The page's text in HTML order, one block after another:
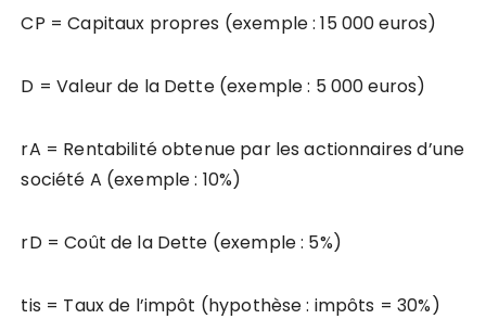
CP = Capitaux propres (exemple : 15 000 euros)
D = Valeur de la Dette (exemple : 5 000 euros)
rA = Rentabilité obtenue par les actionnaires d’une
société A (exemple : 10%)
rD = Coût de la Dette (exemple : 5%)
tis = Taux de l’impôt (hypothèse : impôts = 30%)